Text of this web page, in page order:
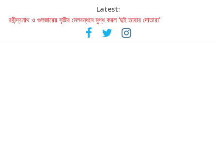
Latest:
রবীন্দ্রনাথ ও গুলজারের সৃষ্টির মেলবন্ধনে মুগ্ধ করল ‘দুই তারার দোতারা’
কলের গান থেকে রীলস্ — বাঙালির গান শোনার বিবর্তনের গল্প
জগন্নাথমঙ্গলম্ — বাংলায় প্রথমবার মঞ্চে এবার রথযাত্রার উদযাপন